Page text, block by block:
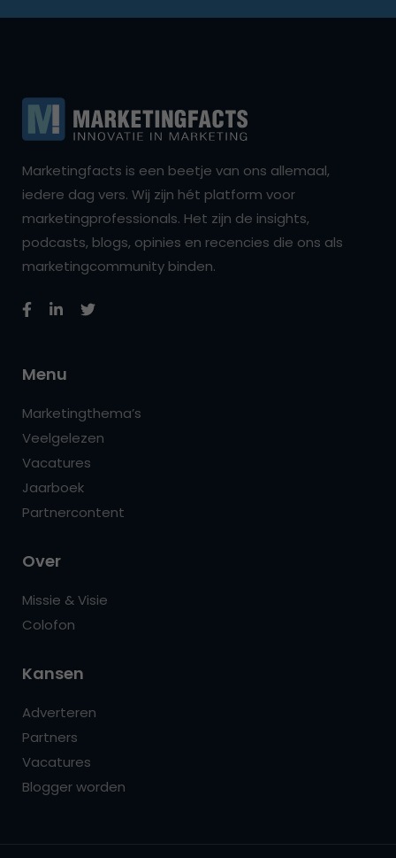
Marketingfacts is een beetje van ons allemaal,
iedere dag vers. Wij zijn hét platform voor
marketingprofessionals. Het zijn de insights,
podcasts, blogs, opinies en recencies die ons als
marketingcommunity binden.
Menu
Marketingthema’s
Veelgelezen
Vacatures
Jaarboek
Partnercontent
Over
Missie & Visie
Colofon
Kansen
Adverteren
Partners
Vacatures
Blogger worden